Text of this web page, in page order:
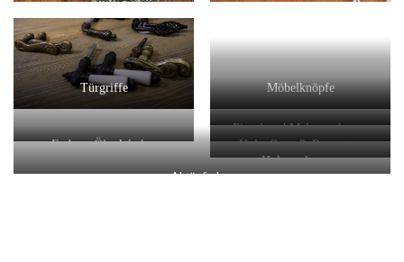
Türgriffe Möbelknöpfe
Pinsel und Malerwerkzeug
Farben, Öle, Wachse
Holzpflege & Reparatur
Holzwerkzeuge
Abtönfarben